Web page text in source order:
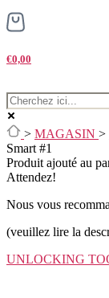
€0,00
> MAGASIN >
Smart #1
Produit ajouté au
Attendez!
Nous vous
(veuillez lire la
UNLOCKING